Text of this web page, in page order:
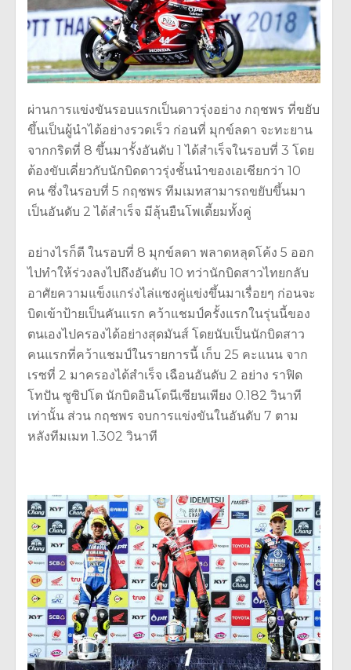
ผ่านการแข่งขันรอบแรกเป็นดาวรุ่งอย่าง กฤชพร ที่ขยับ
ขึ้นเป็นผู้นำได้อย่างรวดเร็ว ก่อนที่ มุกข์ลดา จะทะยาน
จากกริดที่ 8 ขึ้นมารั้งอันดับ 1 ได้สำเร็จในรอบที่ 3 โดย
ต้องขับเคี่ยวกับนักบิดดาวรุ่งชั้นนำของเอเชียกว่า 10
คน ซึ่งในรอบที่ 5 กฤชพร ทีมเมทสามารถขยับขึ้นมา
เป็นอันดับ 2 ได้สำเร็จ มีลุ้นยืนโพเดี้ยมทั้งคู่
อย่างไรก็ดี ในรอบที่ 8 มุกข์ลดา พลาดหลุดโค้ง 5 ออก
ไปทำให้ร่วงลงไปถึงอันดับ 10 ทว่านักบิดสาวไทยกลับ
อาศัยความแข็งแกร่งไล่แซงคู่แข่งขึ้นมาเรื่อยๆ ก่อนจะ
บิดเข้าป้ายเป็นคันแรก คว้าแชมป์ครั้งแรกในรุ่นนี้ของ
ตนเองไปครองได้อย่างสุดมันส์ โดยนับเป็นนักบิดสาว
คนแรกที่คว้าแชมป์ในรายการนี้ เก็บ 25 คะแนน จาก
เรซที่ 2 มาครองได้สำเร็จ เฉือนอันดับ 2 อย่าง ราฟิด
โทปัน ซูซิปโต นักบิดอินโดนีเซียนเพียง 0.182 วินาที
เท่านั้น ส่วน กฤชพร จบการแข่งขันในอันดับ 7 ตาม
หลังทีมเมท 1.302 วินาที